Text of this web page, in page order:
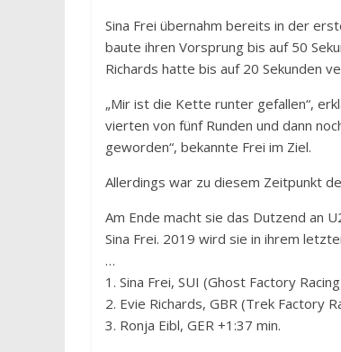
Sina Frei übernahm bereits in der
baute ihren Vorsprung bis auf 50
Richards hatte bis auf 20 Sekunden
„Mir ist die Kette runter gefallen“,
vierten von fünf Runden und dann
geworden“, bekannte Frei im Ziel.
Allerdings war zu diesem Zeitpunkt
Am Ende macht sie das Dutzend an
Sina Frei. 2019 wird sie in ihrem
…
1. Sina Frei, SUI (Ghost Factory
2. Evie Richards, GBR (Trek Factory
3. Ronja Eibl, GER +1:37 min.